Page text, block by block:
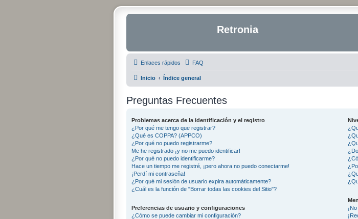
Retronia
Enlaces rápidos FAQ
Inicio Índice general
Preguntas Frecuentes
Problemas acerca de la identificación y el registro
¿Por qué me tengo que registrar?
¿Qué es COPPA? (APPCO)
¿Por qué no puedo registrarme?
Me he registrado ¡y no me puedo identificar!
¿Por qué no puedo identificarme?
Hace un tiempo me registré, ¡pero ahora no puedo conectarme!
¡Perdí mi contraseña!
¿Por qué mi sesión de usuario expira automáticamente?
¿Cuál es la función de "Borrar todas las cookies del Sitio"?
Preferencias de usuario y configuraciones
¿Cómo se puede cambiar mi configuración?